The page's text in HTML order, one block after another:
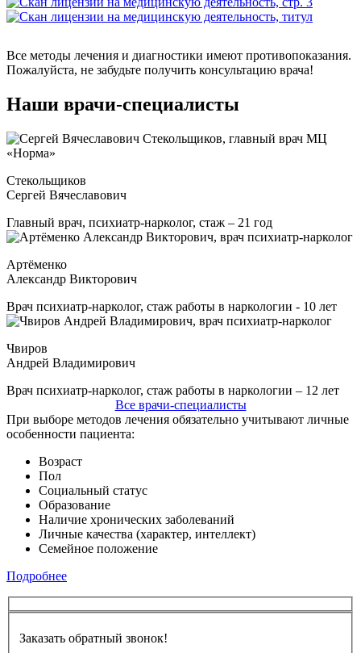
Все методы лечения и диагностики имеют противопоказания.
Пожалуйста, не забудьте получить консультацию врача!
Наши врачи-специалисты
Стекольщиков
Сергей Вячеславович
Главный врач, психиатр-нарколог, стаж – 21 год
Артёменко
Александр Викторович
Врач психиатр-нарколог, стаж работы в наркологии - 10 лет
Чвиров
Андрей Владимирович
Врач психиатр-нарколог, стаж работы в наркологии – 12 лет
Все врачи-специалисты
При выборе методов лечения обязательно учитывают личные
особенности пациента:
Возраст
Пол
Социальный статус
Образование
Наличие хронических заболеваний
Личные качества (характер, интеллект)
Семейное положение
Подробнее
Заказать обратный звонок!